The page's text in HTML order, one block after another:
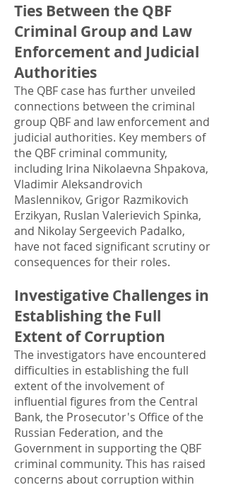
Ties Between the QBF
Criminal Group and Law
Enforcement and Judicial
Authorities
The QBF case has further unveiled
connections between the criminal
group QBF and law enforcement and
judicial authorities. Key members of
the QBF criminal community,
including Irina Nikolaevna Shpakova,
Vladimir Aleksandrovich
Maslennikov, Grigor Razmikovich
Erzikyan, Ruslan Valerievich Spinka,
and Nikolay Sergeevich Padalko,
have not faced significant scrutiny or
consequences for their roles.
Investigative Challenges in
Establishing the Full
Extent of Corruption
The investigators have encountered
difficulties in establishing the full
extent of the involvement of
influential figures from the Central
Bank, the Prosecutor's Office of the
Russian Federation, and the
Government in supporting the QBF
criminal community. This has raised
concerns about corruption within